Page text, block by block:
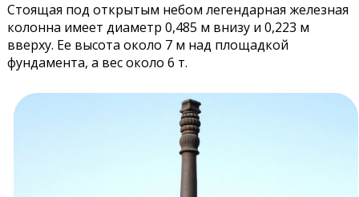
Стоящая под открытым небом легендарная железная
колонна имеет диаметр 0,485 м внизу и 0,223 м
вверху. Ее высота около 7 м над площадкой
фундамента, а вес около 6 т.